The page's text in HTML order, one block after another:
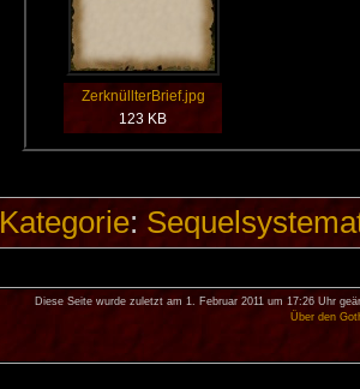
ZerknüllterBrief.jpg
123 KB
Kategorie:
Diese Seite wurde zuletzt am 1. Februar 2011 um 17:26 Uhr
Über den